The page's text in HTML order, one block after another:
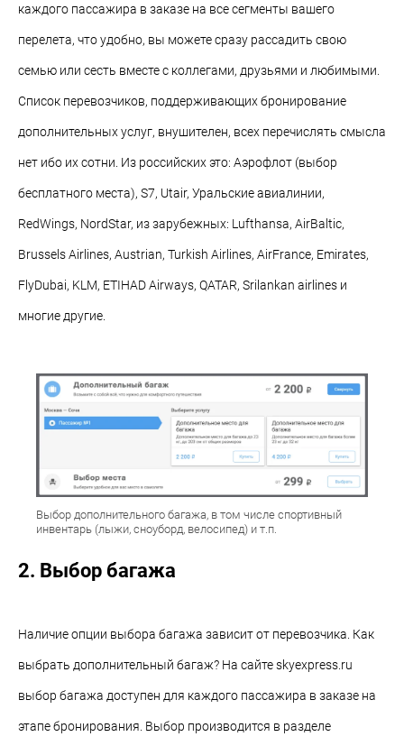
каждого пассажира в заказе на все сегменты вашего
перелета, что удобно, вы можете сразу рассадить свою
семью или сесть вместе с коллегами, друзьями и любимыми.
Список перевозчиков, поддерживающих бронирование
дополнительных услуг, внушителен, всех перечислять смысла
нет ибо их сотни. Из российских это: Аэрофлот (выбор
бесплатного места), S7, Utair, Уральские авиалинии,
RedWings, NordStar, из зарубежных: Lufthansa, AirBaltic,
Brussels Airlines, Austrian, Turkish Airlines, AirFrance, Emirates,
FlyDubai, KLM, ETIHAD Airways, QATAR, Srilankan airlines и
многие другие.
Выбор дополнительного багажа, в том числе спортивный
инвентарь (лыжи, сноуборд, велосипед) и т.п.
2. Выбор багажа
Наличие опции выбора багажа зависит от перевозчика. Как
выбрать дополнительный багаж? На сайте skyexpress.ru
выбор багажа доступен для каждого пассажира в заказе на
этапе бронирования. Выбор производится в разделе